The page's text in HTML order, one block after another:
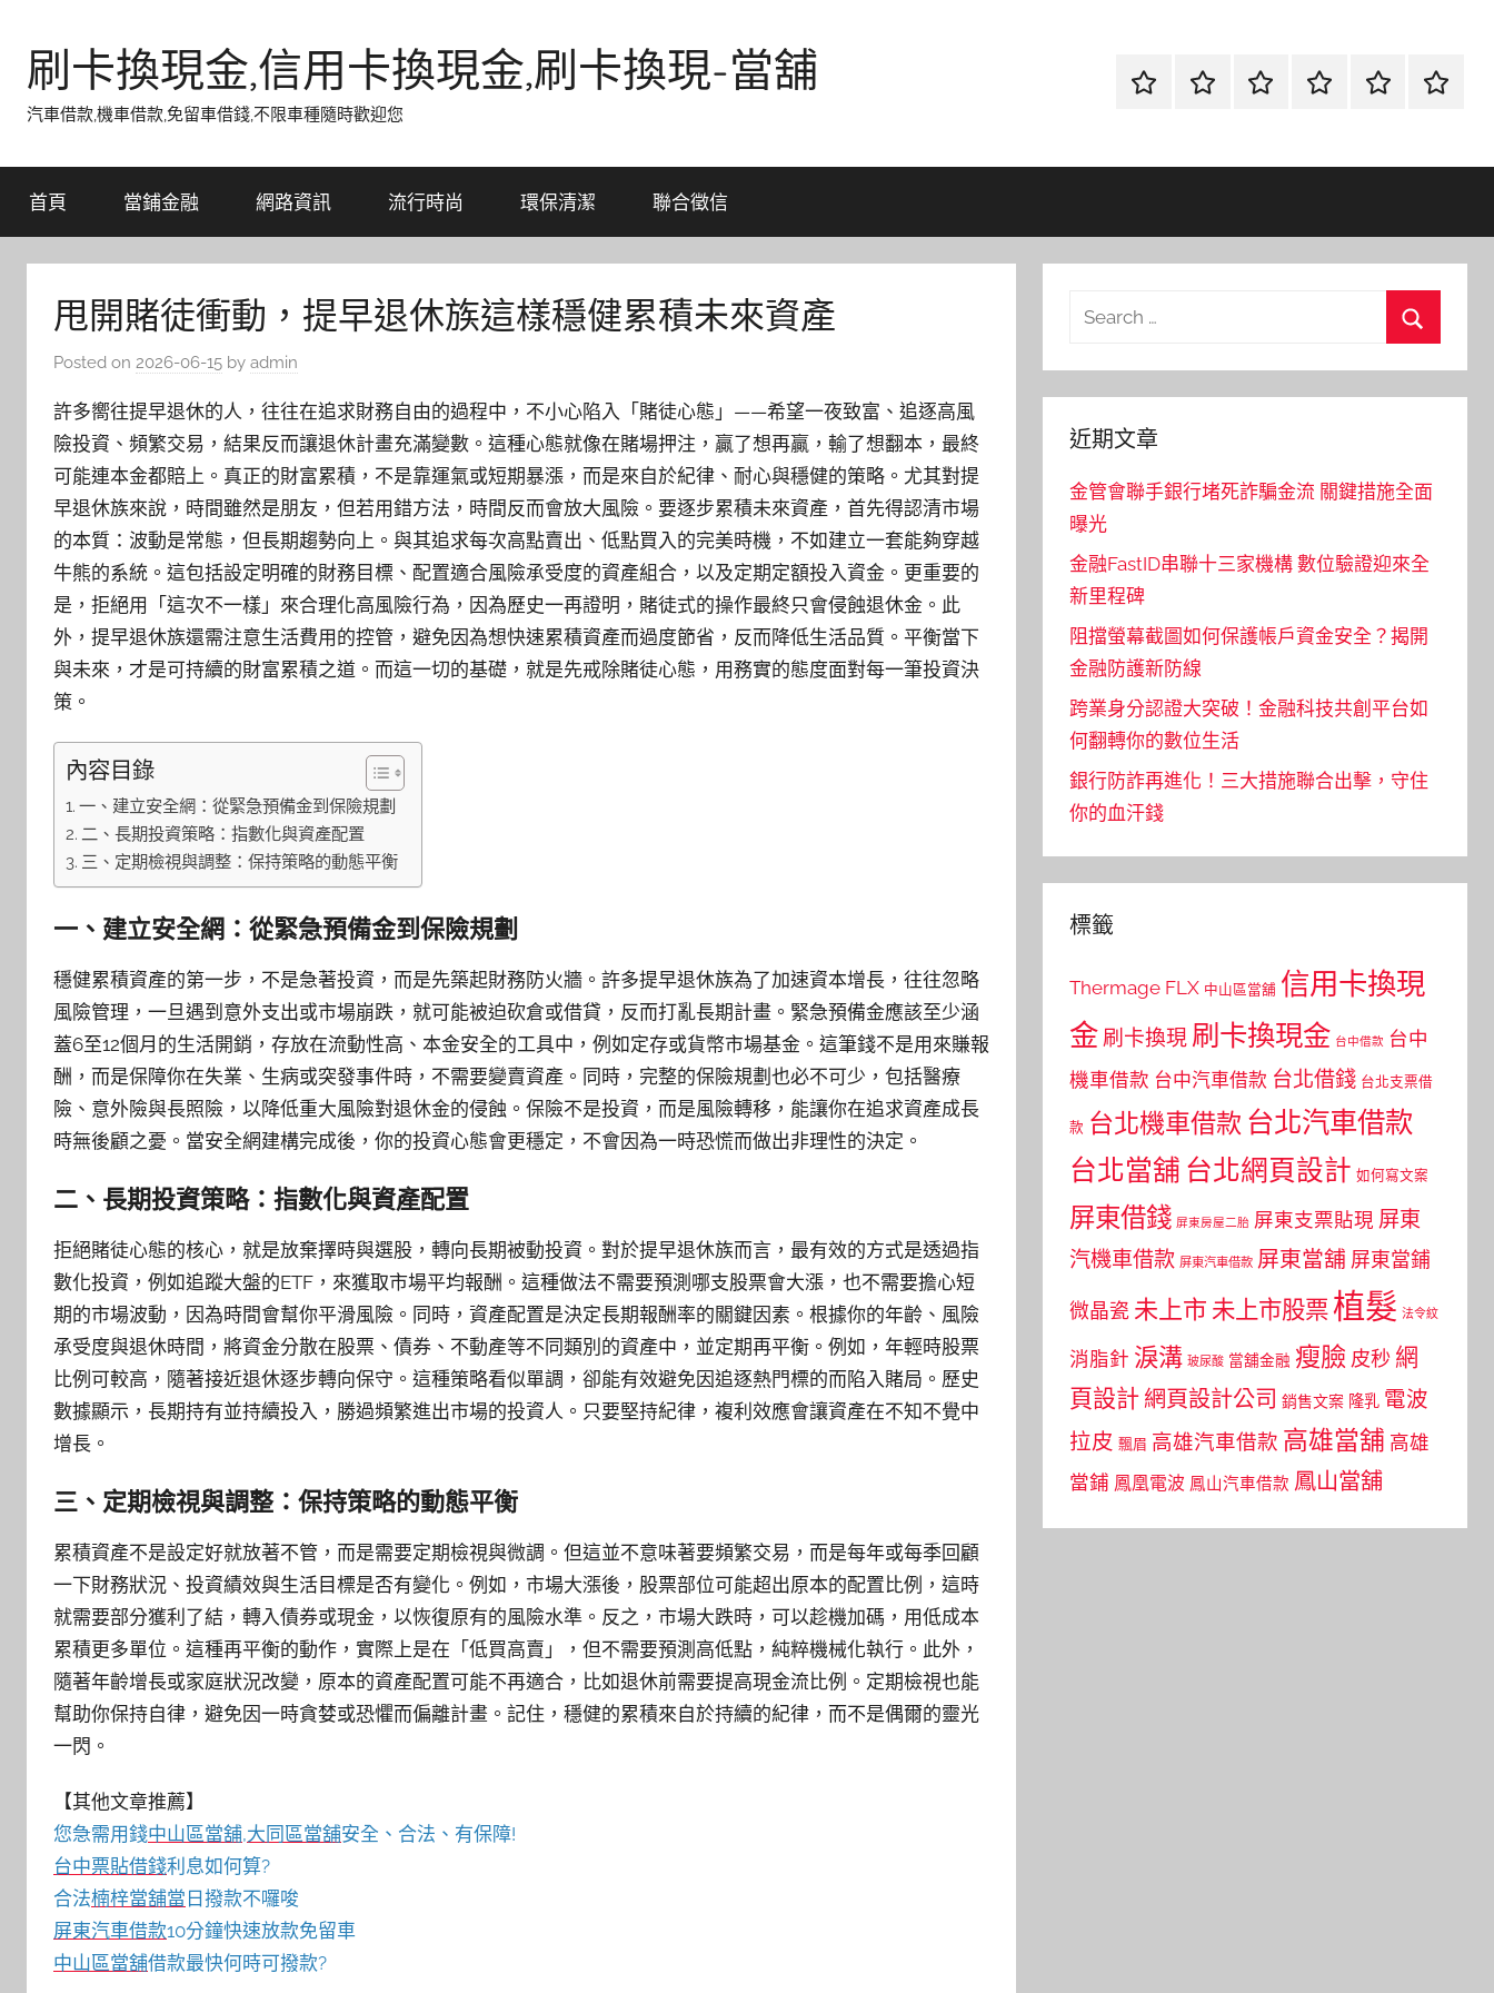
content刷卡換現金,信用卡換現金,刷卡換現-當舖
汽車借款,機車借款,免留車借錢,不限車種隨時歡迎您
首
當
網
流
環
聯
首頁 當鋪金融 網路資訊 流行時尚 環保清潔 聯合徵信
甩開賭徒衝動，提早退休族這樣穩健累積未來資產
Posted on 2026-06-15 by admin
許多嚮往提早退休的人，往往在追求財務自由的過程中，不小心陷入「賭徒心態」——希望一夜致富、追逐高風
險投資、頻繁交易，結果反而讓退休計畫充滿變數。這種心態就像在賭場押注，贏了想再贏，輸了想翻本，最終
可能連本金都賠上。真正的財富累積，不是靠運氣或短期暴漲，而是來自於紀律、耐心與穩健的策略。尤其對提
早退休族來說，時間雖然是朋友，但若用錯方法，時間反而會放大風險。要逐步累積未來資產，首先得認清市場
的本質：波動是常態，但長期趨勢向上。與其追求每次高點賣出、低點買入的完美時機，不如建立一套能夠穿越
牛熊的系統。這包括設定明確的財務目標、配置適合風險承受度的資產組合，以及定期定額投入資金。更重要的
是，拒絕用「這次不一樣」來合理化高風險行為，因為歷史一再證明，賭徒式的操作最終只會侵蝕退休金。此
外，提早退休族還需注意生活費用的控管，避免因為想快速累積資產而過度節省，反而降低生活品質。平衡當下
與未來，才是可持續的財富累積之道。而這一切的基礎，就是先戒除賭徒心態，用務實的態度面對每一筆投資決
策。
內容目錄
一、建立安全網：從緊急預備金到保險規劃
二、長期投資策略：指數化與資產配置
三、定期檢視與調整：保持策略的動態平衡
一、建立安全網：從緊急預備金到保險規劃
穩健累積資產的第一步，不是急著投資，而是先築起財務防火牆。許多提早退休族為了加速資本增長，往往忽略
風險管理，一旦遇到意外支出或市場崩跌，就可能被迫砍倉或借貸，反而打亂長期計畫。緊急預備金應該至少涵
蓋6至12個月的生活開銷，存放在流動性高、本金安全的工具中，例如定存或貨幣市場基金。這筆錢不是用來賺報
酬，而是保障你在失業、生病或突發事件時，不需要變賣資產。同時，完整的保險規劃也必不可少，包括醫療
險、意外險與長照險，以降低重大風險對退休金的侵蝕。保險不是投資，而是風險轉移，能讓你在追求資產成長
時無後顧之憂。當安全網建構完成後，你的投資心態會更穩定，不會因為一時恐慌而做出非理性的決定。
二、長期投資策略：指數化與資產配置
拒絕賭徒心態的核心，就是放棄擇時與選股，轉向長期被動投資。對於提早退休族而言，最有效的方式是透過指
數化投資，例如追蹤大盤的ETF，來獲取市場平均報酬。這種做法不需要預測哪支股票會大漲，也不需要擔心短
期的市場波動，因為時間會幫你平滑風險。同時，資產配置是決定長期報酬率的關鍵因素。根據你的年齡、風險
承受度與退休時間，將資金分散在股票、債券、不動產等不同類別的資產中，並定期再平衡。例如，年輕時股票
比例可較高，隨著接近退休逐步轉向保守。這種策略看似單調，卻能有效避免因追逐熱門標的而陷入賭局。歷史
數據顯示，長期持有並持續投入，勝過頻繁進出市場的投資人。只要堅持紀律，複利效應會讓資產在不知不覺中
增長。
三、定期檢視與調整：保持策略的動態平衡
累積資產不是設定好就放著不管，而是需要定期檢視與微調。但這並不意味著要頻繁交易，而是每年或每季回顧
一下財務狀況、投資績效與生活目標是否有變化。例如，市場大漲後，股票部位可能超出原本的配置比例，這時
就需要部分獲利了結，轉入債券或現金，以恢復原有的風險水準。反之，市場大跌時，可以趁機加碼，用低成本
累積更多單位。這種再平衡的動作，實際上是在「低買高賣」，但不需要預測高低點，純粹機械化執行。此外，
隨著年齡增長或家庭狀況改變，原本的資產配置可能不再適合，比如退休前需要提高現金流比例。定期檢視也能
幫助你保持自律，避免因一時貪婪或恐懼而偏離計畫。記住，穩健的累積來自於持續的紀律，而不是偶爾的靈光
一閃。
【其他文章推薦】
您急需用錢中山區當舖,大同區當舖安全、合法、有保障!
台中票貼借錢利息如何算?
合法楠梓當舖當 日撥款不囉唆
屏東汽車借款10分鐘快速放款免留車
中山區當舖借款最快何時可撥款?
Search
近期文章
金管會聯手銀行堵死詐騙金流 關鍵措施全面
曝光
金融FastID串聯十三家機構 數位驗證迎來全
新里程碑
阻擋螢幕截圖如何保護帳戶資金安全？揭開
金融防護新防線
跨業身分認證大突破！金融科技共創平台如
何翻轉你的數位生活
銀行防詐再進化！三大措施聯合出擊，守住
你的血汗錢
標籤
Thermage FLX 中山區當舖 信用卡換現
金 刷卡換現 刷卡換現金 台中借款 台中
機車借款 台中汽車借款 台北借錢 台北支票借
款 台北機車借款 台北汽車借款
台北當舖 台北網頁設計 如何寫文案
屏東借錢 屏東房屋二胎 屏東支票貼現 屏東
汽機車借款 屏東汽車借款 屏東當舖 屏東當鋪
微晶瓷 未上市 未上市股票植髮 法令紋
消脂針 淚溝 玻尿酸 當舖金融 瘦臉 皮秒 網
頁設計 網頁設計公司 銷售文案 隆乳 電波
拉皮 飄眉 高雄汽車借款 高雄當舖 高雄
當鋪 鳳凰電波 鳳山汽車借款 鳳山當舖